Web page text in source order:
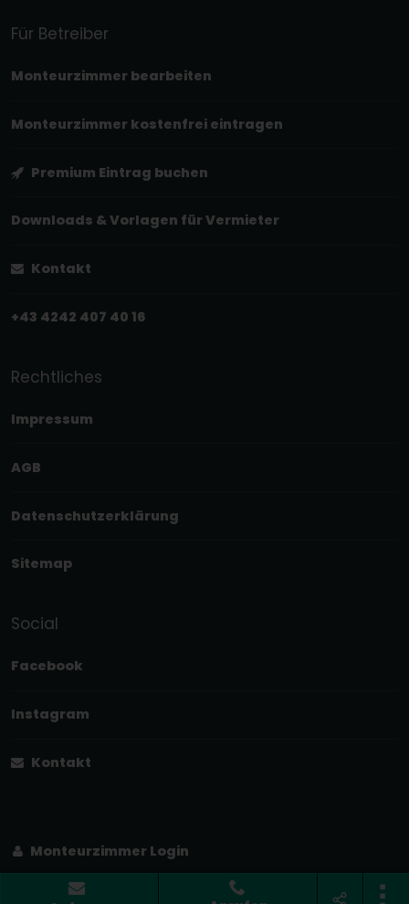
Für Betreiber
Monteurzimmer bearbeiten
Monteurzimmer kostenfrei eintragen
Premium Eintrag buchen
Downloads & Vorlagen für Vermieter
Kontakt
+43 4242 407 40 16
Rechtliches
Impressum
AGB
Datenschutzerklärung
Sitemap
Social
Facebook
Instagram
Kontakt
Monteurzimmer Login